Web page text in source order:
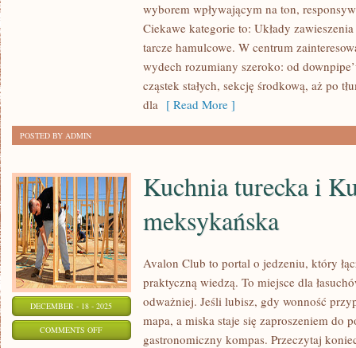
SAMOCHODOWA
wyborem wpływającym na ton,
Ciekawe kategorie to: Układy
tarcze hamulcowe. W centrum
wydech rozumiany szeroko: od
cząstek stałych, sekcję środkową, aż po
dla [ Read More ]
POSTED BY ADMIN
DECEMBER - 18 - 2025
COMMENTS OFFON
Kuchnia turecka i
meksykańska
Avalon Club to portal o jedzeniu, który
praktyczną wiedzą. To miejsce dla
odważniej. Jeśli lubisz, gdy wonność
mapa, a miska staje się zaproszeniem do
gastronomiczny kompas. Przeczytaj